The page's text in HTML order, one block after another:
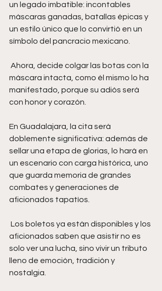
un legado imbatible: incontables
máscaras ganadas, batallas épicas y
un estilo único que lo convirtió en un
símbolo del pancracio mexicano.
máscara intacta, como él mismo lo ha
manifestado, porque su adiós será
con honor y corazón.
En Guadalajara, la cita será
doblemente significativa: además de
sellar una etapa de glorias, lo hará en
un escenario con carga histórica, uno
que guarda memoria de grandes
combates y generaciones de
aficionados tapatíos.
aficionados saben que asistir no es
solo ver una lucha, sino vivir un tributo
lleno de emoción, tradición y
nostalgia.